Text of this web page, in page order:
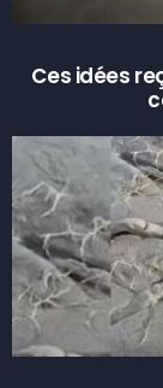
Ces idées